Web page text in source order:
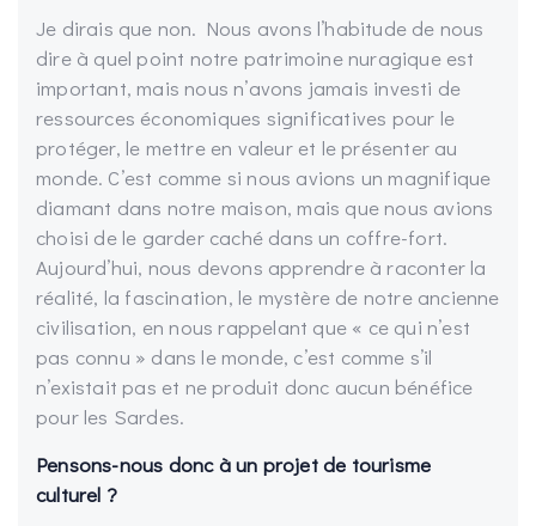
Je dirais que non. Nous avons l’habitude de nous
dire à quel point notre patrimoine nuragique est
important, mais nous n’avons jamais investi de
ressources économiques significatives pour le
protéger, le mettre en valeur et le présenter au
monde. C’est comme si nous avions un magnifique
diamant dans notre maison, mais que nous avions
choisi de le garder caché dans un coffre-fort.
Aujourd’hui, nous devons apprendre à raconter la
réalité, la fascination, le mystère de notre ancienne
civilisation, en nous rappelant que « ce qui n’est
pas connu » dans le monde, c’est comme s’il
n’existait pas et ne produit donc aucun bénéfice
pour les Sardes.
Pensons-nous donc à un projet de tourisme
culturel ?